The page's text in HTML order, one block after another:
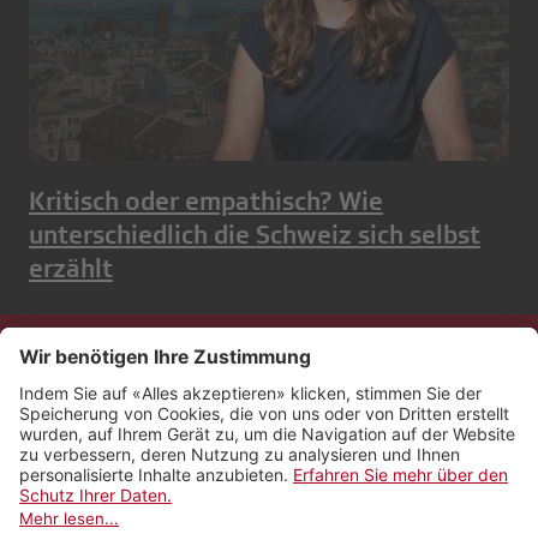
Kritisch oder empathisch? Wie
unterschiedlich die Schweiz sich selbst
erzählt
Kontakt
Impressum
Rechtliches
Netiquette